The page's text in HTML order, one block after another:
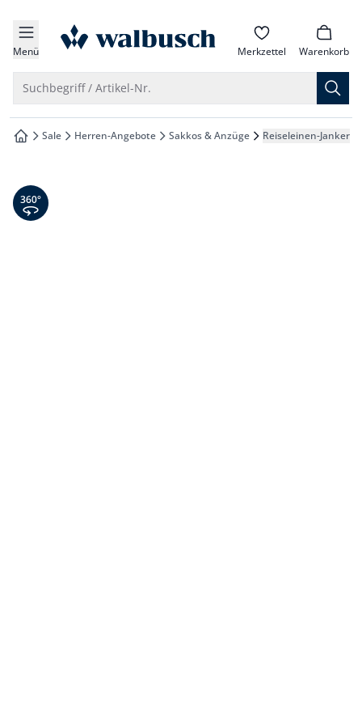
springen
springen
springen
springen
Menü zur Startseite Merkzettel Warenkorb
Suchbegriff / Artikel-Nr.
zur Startseite
Sale Herren-Angebote Sakkos & Anzüge Reiseleinen-Janker
360° Ansicht